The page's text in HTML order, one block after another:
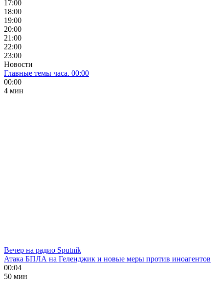
17:00
18:00
19:00
20:00
21:00
22:00
23:00
Новости
Главные темы часа. 00:00
00:00
4 мин
Вечер на радио Sputnik
Атака БПЛА на Геленджик и новые меры против иноагентов
00:04
50 мин